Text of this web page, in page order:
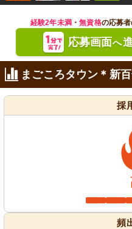
経験2年未満・無資格の応募
応募画面へ
まごころタウン＊新
採
頻